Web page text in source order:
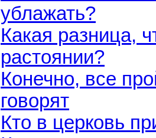
ублажать?
Какая разница,
растоянии?
Конечно, все
говорят
Кто в церковь